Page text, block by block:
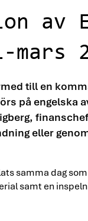
av
till en
på engelska
eller
samma dag
samt en